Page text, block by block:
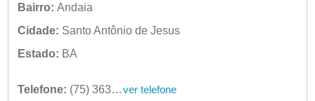
Bairro: Andaia
Cidade: Santo Antônio de Jesus
Estado: BA
Telefone: (75) 3631-0066 ver telefone